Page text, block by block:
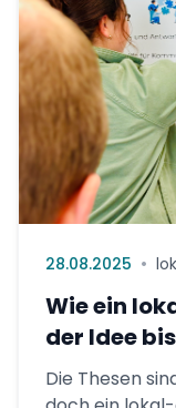
28.08.2025 •
Wie ein
der Idee
Die Thesen